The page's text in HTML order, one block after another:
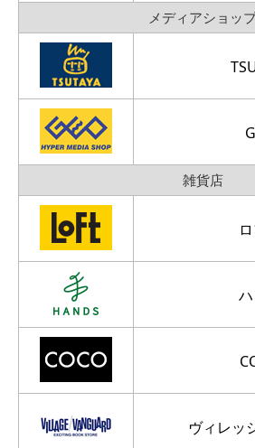
メディアショッ
雑貨店
ヴィレッ